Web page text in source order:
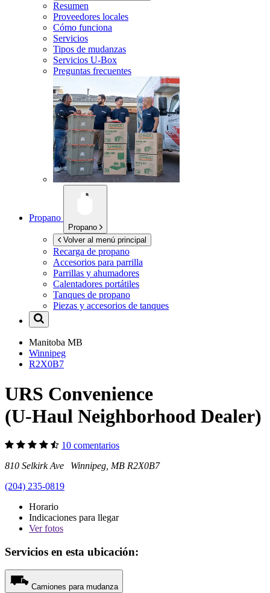
Resumen
Proveedores locales
Cómo funciona
Servicios
Tipos de mudanzas
Servicios U-Box
Preguntas frecuentes
Propano
Propano
Volver al menú principal
Recarga de propano
Accesorios para parrilla
Parrillas y ahumadores
Calentadores portátiles
Tanques de propano
Piezas y accesorios de tanques
Manitoba MB
Winnipeg
R2X0B7
URS Convenience
(U-Haul Neighborhood Dealer)
10 comentarios
810 Selkirk Ave Winnipeg, MB R2X0B7
(204) 235-0819
Horario
Indicaciones para llegar
Verfotos
Servicios en esta ubicación:
Camiones para mudanza